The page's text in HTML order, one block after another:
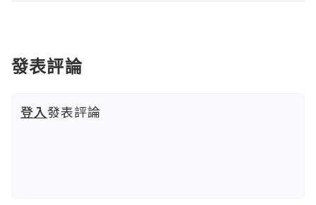
發表評論
登入發表評論